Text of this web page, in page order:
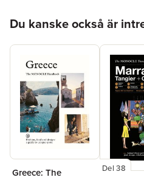
Du kanske också är
Greece: The
Del 38